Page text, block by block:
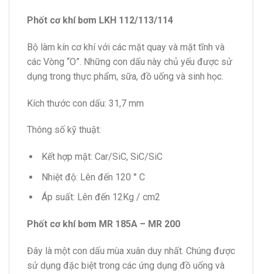
Phốt cơ khí bơm LKH 112/113/114
Bộ làm kín cơ khí với các mặt quay và mặt tĩnh và
các Vòng “O”. Những con dấu này chủ yếu được sử
dụng trong thực phẩm, sữa, đồ uống và sinh học.
Kích thước con dấu: 31,7 mm
Thông số kỹ thuật:
Kết hợp mặt: Car/SiC, SiC/SiC
Nhiệt độ: Lên đến 120 ° C
Áp suất: Lên đến 12Kg / cm2
Phốt cơ khí bơm MR 185A – MR 200
Đây là một con dấu mùa xuân duy nhất. Chúng được
sử dụng đặc biệt trong các ứng dụng đồ uống và